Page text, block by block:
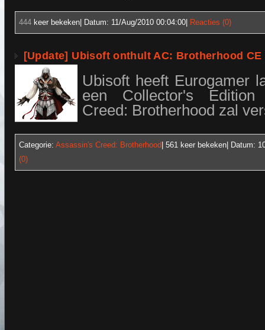
444 keer bekeken| Datum: 11/Aug/2010 00:04:00| Reacties (0)
[Update] Ubisoft onthult AC: Brotherhood CE
Ubisoft heeft Eurogamer
een Collector's Edition
Creed: Brotherhood zal
Categorie: Assassin's Creed: Brotherhood | 561 keer bekeken| Datum:
(0)